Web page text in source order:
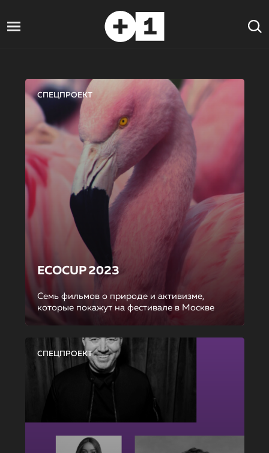
СПЕЦПРОЕКТ
ECOCUP 2023
Семь фильмов о природе и активизме,
которые покажут на фестивале в Москве
СПЕЦПРОЕКТ